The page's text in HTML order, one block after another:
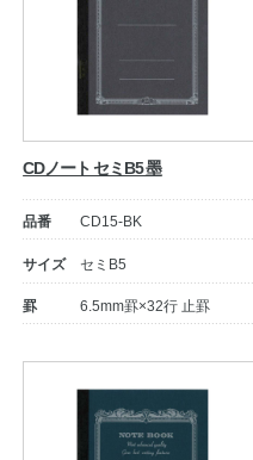
CDノート セミB5 墨
品番 CD15-BK
サイズ セミB5
罫 6.5mm罫×32行 止罫